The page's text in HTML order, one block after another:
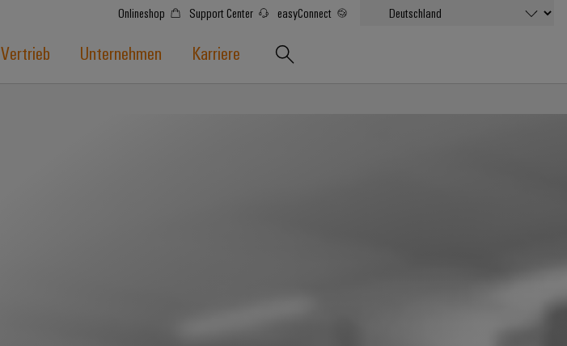
Onlineshop Support Center easyConnect
Vertrieb Unternehmen Karriere